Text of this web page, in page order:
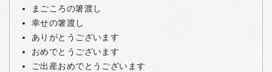
まごころの箸渡し
幸せの箸渡し
ありがとうございます
おめでとうございます
ご出産おめでとうございます